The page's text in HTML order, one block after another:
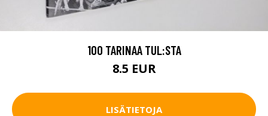
100 TARINAA TUL:STA
8.5 EUR
LISÄTIETOJA